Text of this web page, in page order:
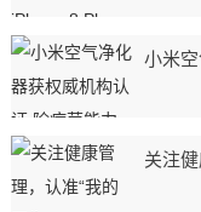
小米
关注